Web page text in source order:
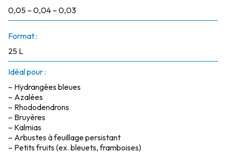
0,05 – 0,04 – 0,03
Format :
25 L
Idéal pour :
– Hydrangées bleues
– Azalées
– Rhododendrons
– Bruyères
– Kalmias
– Arbustes à feuillage persistant
– Petits fruits (ex. bleuets, framboises)